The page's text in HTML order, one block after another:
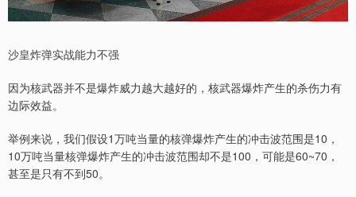
沙皇炸弹实战能力不强
因为核武器并不是爆炸威力越大越好的，核武器爆炸产生的杀伤力有
边际效益。
举例来说，我们假设1万吨当量的核弹爆炸产生的冲击波范围是10，
10万吨当量核弹爆炸产生的冲击波范围却不是100，可能是60~70，
甚至是只有不到50。